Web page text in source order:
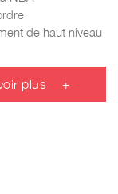
de haut niveau
plus +